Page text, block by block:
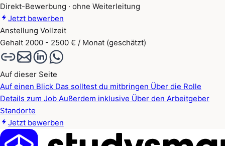
Direkt-Bewerbung · ohne Weiterleitung
Jetzt bewerben
Anstellung Vollzeit
Gehalt 2000 - 2500 € / Monat (geschätzt)
Auf dieser Seite
Auf einen Blick Das solltest du mitbringen Über die Rolle
Details zum Job Außerdem inklusive Über den Arbeitgeber
Standorte
Jetzt bewerben